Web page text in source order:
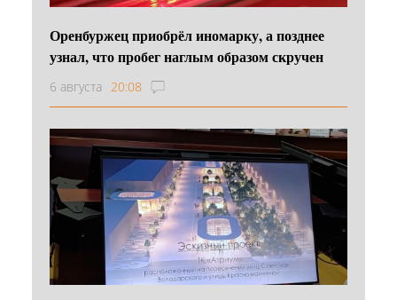
Оренбуржец приобрёл иномарку, а позднее
узнал, что пробег наглым образом скручен
6 августа 20:08